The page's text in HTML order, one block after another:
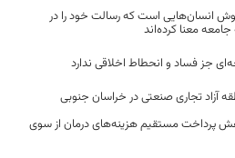
انسان‌هایی است که رسالت خود را در
معنا کرده‌اند
جز فساد و انحطاط اخلاقی ندارد
آزاد تجاری صنعتی در خراسان جنوبی
پرداخت مستقیم هزینه‌های درمان از سوی